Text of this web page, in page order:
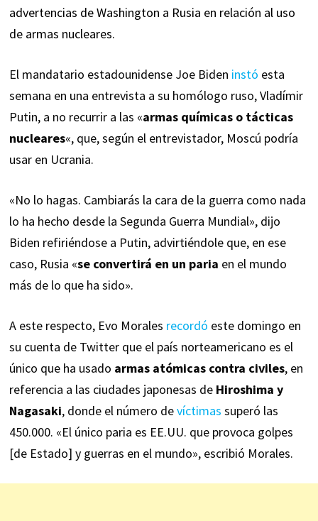
advertencias de Washington a Rusia en relación al uso
de armas nucleares.
El mandatario estadounidense Joe Biden instó esta
semana en una entrevista a su homólogo ruso, Vladímir
Putin, a no recurrir a las «armas químicas o tácticas
nucleares«, que, según el entrevistador, Moscú podría
usar en Ucrania.
«No lo hagas. Cambiarás la cara de la guerra como nada
lo ha hecho desde la Segunda Guerra Mundial», dijo
Biden refiriéndose a Putin, advirtiéndole que, en ese
caso, Rusia «se convertirá en un paria en el mundo
más de lo que ha sido».
A este respecto, Evo Morales recordó este domingo en
su cuenta de Twitter que el país norteamericano es el
único que ha usado armas atómicas contra civiles, en
referencia a las ciudades japonesas de Hiroshima y
Nagasaki, donde el número devíctimas superó las
450.000. «El único paria es EE.UU. que provoca golpes
[de Estado] y guerras en el mundo», escribió Morales.